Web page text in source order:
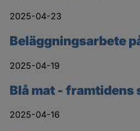
2025-04-23
Beläggningsarbete
2025-04-19
Blå mat - framtidens
2025-04-16